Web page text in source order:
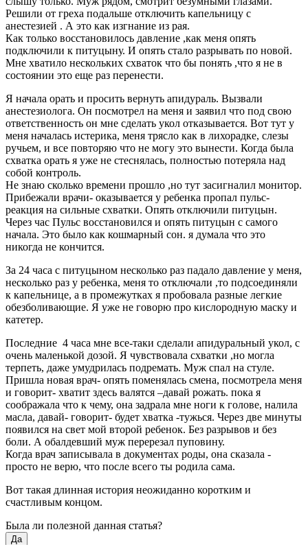
Решили от греха подальше отключить капельницу с
анестезией . А это как изгнание из рая.
Как только восстановилось давление ,как меня опять
подключили к питуцыну. И опять стало разрывать по новой.
Мне хватило нескольких схваток что бы понять ,что я не в
состоянии это еще раз перенести.
Я начала орать и просить вернуть апидураль. Вызвали
анестезиолога. Он посмотрел на меня и заявил что под свою
ответственность он мне сделать укол отказывается. Вот тут у
меня началась истерика, меня трясло как в лихорадке, слезы
ручьем, и все повторяю что не могу это вынести. Когда была
схватка орать я уже не стеснялась, полностью потеряла над
собой контроль.
Не знаю сколько времени прошло ,но тут засигналил монитор.
Прибежали врачи- оказывается у ребенка пропал пульс-
реакция на сильные схватки. Опять отключили питуцын.
Через час Пульс восстановился и опять питуцын с самого
начала. Это было как кошмарный сон. я думала что это
никогда не кончится.
За 24 часа с питуцыном несколько раз падало давление у меня,
несколько раз у ребенка, меня то отключали ,то подсоединяли
к капельнице, а в промежутках я пробовала разные легкие
обезболивающие. Я уже не говорю про кислородную маску и
катетер.
Последние 4 часа мне все-таки сделали апидуральный укол, с
очень маленькой дозой. Я чувствовала схватки ,но могла
терпеть, даже умудрилась подремать. Муж спал на стуле.
Пришла новая врач- опять поменялась смена, посмотрела меня
и говорит- хватит здесь валятся –давай рожать. пока я
соображала что к чему, она задрала мне ноги к голове, налила
масла, давай- говорит- будет хватка -тужься. Через две минуты
появился на свет мой второй ребенок. Без разрывов и без
боли. А обалдевший муж перерезал пуповину.
Когда врач записывала в документах роды, она сказала -
просто не верю, что после всего ты родила сама.
Вот такая длинная история неожиданно коротким и
счастливым концом.
Была ли полезной данная статья?
Да